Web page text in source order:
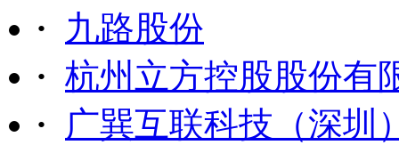
·
九路股份
· 杭州立方控股股份有
·
广巽互联科技（深圳